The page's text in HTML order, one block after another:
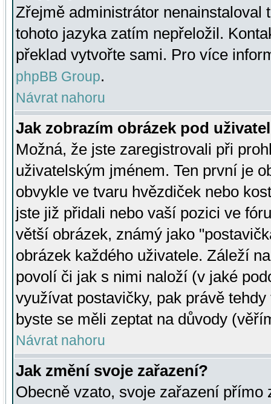
Zřejmě administrátor nenainstaloval
tohoto jazyka zatím nepřeložil.
překlad vytvořte sami. Pro více
phpBB Group.
Návrat nahoru
Jak zobrazím obrázek pod
Možná, že jste zaregistrovali při
uživatelským jménem. Ten první je
obvykle ve tvaru hvězdiček nebo
jste již přidali nebo vaší pozici ve
větší obrázek, známý jako
obrázek každého uživatele. Záleží
povolí či jak s nimi naloží (v jaké
využívat postavičky, pak právě
byste se měli zeptat na důvody
Návrat nahoru
Jak změní svoje zařazení?
Obecně vzato, svoje zařazení přímo